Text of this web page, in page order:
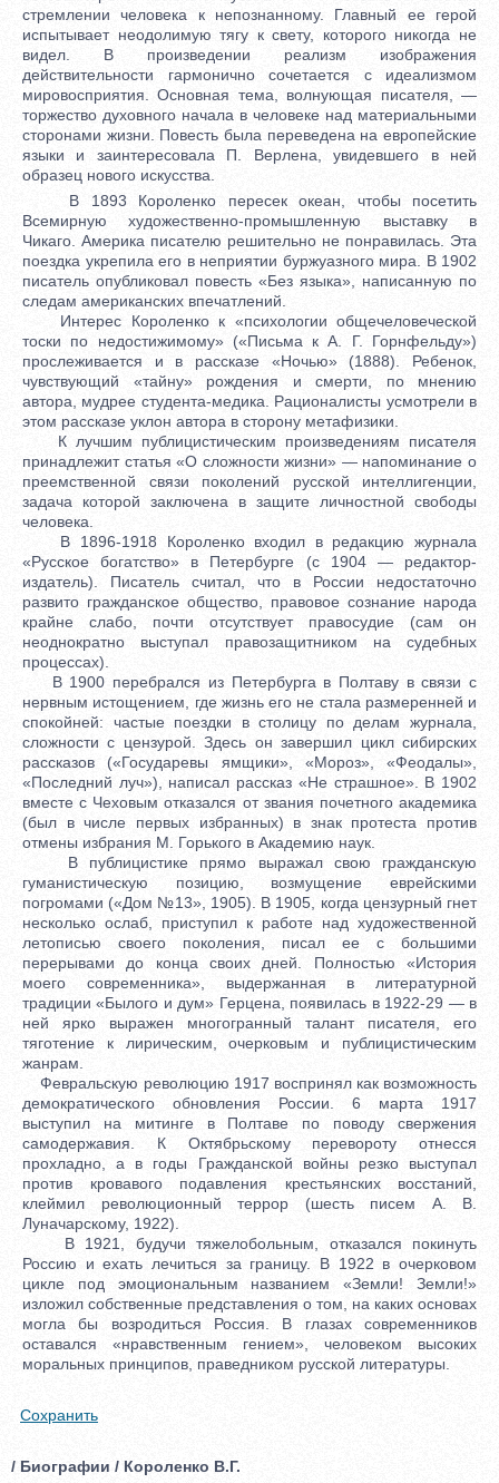
стремлении человека к непознанному. Главный ее герой
испытывает неодолимую тягу к свету, которого никогда не
видел. В произведении реализм изображения
действительности гармонично сочетается с идеализмом
мировосприятия. Основная тема, волнующая писателя, —
торжество духовного начала в человеке над материальными
сторонами жизни. Повесть была переведена на европейские
языки и заинтересовала П. Верлена, увидевшего в ней
образец нового искусства.
В 1893 Короленко пересек океан, чтобы посетить
Всемирную художественно-промышленную выставку в
Чикаго. Америка писателю решительно не понравилась. Эта
поездка укрепила его в неприятии буржуазного мира. В 1902
писатель опубликовал повесть «Без языка», написанную по
следам американских впечатлений.
Интерес Короленко к «психологии общечеловеческой
тоски по недостижимому» («Письма к А. Г. Горнфельду»)
прослеживается и в рассказе «Ночью» (1888). Ребенок,
чувствующий «тайну» рождения и смерти, по мнению
автора, мудрее студента-медика. Рационалисты усмотрели в
этом рассказе уклон автора в сторону метафизики.
К лучшим публицистическим произведениям писателя
принадлежит статья «О сложности жизни» — напоминание о
преемственной связи поколений русской интеллигенции,
задача которой заключена в защите личностной свободы
человека.
В 1896-1918 Короленко входил в редакцию журнала
«Русское богатство» в Петербурге (с 1904 — редактор-
издатель). Писатель считал, что в России недостаточно
развито гражданское общество, правовое сознание народа
крайне слабо, почти отсутствует правосудие (сам он
неоднократно выступал правозащитником на судебных
процессах).
В 1900 перебрался из Петербурга в Полтаву в связи с
нервным истощением, где жизнь его не стала размеренней и
спокойней: частые поездки в столицу по делам журнала,
сложности с цензурой. Здесь он завершил цикл сибирских
рассказов («Государевы ямщики», «Мороз», «Феодалы»,
«Последний луч»), написал рассказ «Не страшное». В 1902
вместе с Чеховым отказался от звания почетного академика
(был в числе первых избранных) в знак протеста против
отмены избрания М. Горького в Академию наук.
В публицистике прямо выражал свою гражданскую
гуманистическую позицию, возмущение еврейскими
погромами («Дом №13», 1905). В 1905, когда цензурный гнет
несколько ослаб, приступил к работе над художественной
летописью своего поколения, писал ее с большими
перерывами до конца своих дней. Полностью «История
моего современника», выдержанная в литературной
традиции «Былого и дум» Герцена, появилась в 1922-29 — в
ней ярко выражен многогранный талант писателя, его
тяготение к лирическим, очерковым и публицистическим
жанрам.
Февральскую революцию 1917 воспринял как возможность
демократического обновления России. 6 марта 1917
выступил на митинге в Полтаве по поводу свержения
самодержавия. К Октябрьскому перевороту отнесся
прохладно, а в годы Гражданской войны резко выступал
против кровавого подавления крестьянских восстаний,
клеймил революционный террор (шесть писем А. В.
Луначарскому, 1922).
В 1921, будучи тяжелобольным, отказался покинуть
Россию и ехать лечиться за границу. В 1922 в очерковом
цикле под эмоциональным названием «Земли! Земли!»
изложил собственные представления о том, на каких основах
могла бы возродиться Россия. В глазах современников
оставался «нравственным гением», человеком высоких
моральных принципов, праведником русской литературы.
Сохранить
/ Биографии / Короленко В.Г.